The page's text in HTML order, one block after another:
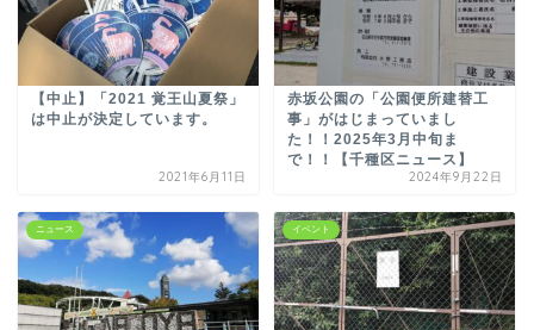
【中止】「2021 覚王山夏祭」
は中止が決定しています。
2021年6月11日
赤坂公園の「公園便所建替工
事」がはじまっていまし
た！！2025年3月中旬ま
で！！【千種区ニュース】
2024年9月22日
ニュース イベント